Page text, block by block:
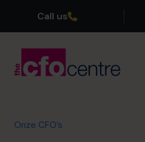
Call us
Onze CFO’s
Onze CFO’s